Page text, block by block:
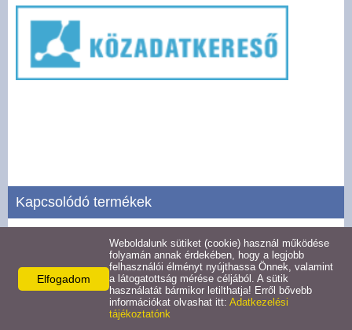
Választási információk -
Felsőrajk
EFOP-1.5.2-16-2017-00008
Kapcsolódó termékek
Tevékenységre, működésre vonatkozó adatok
Részletek
Elfogadom
Weboldalunk sütiket (cookie) használ működése
folyamán annak érdekében, hogy a legjobb
felhasználói élményt nyújthassa Önnek, valamint
a látogatottság mérése céljából. A sütik
használatát bármikor letilthatja! Erről bővebb
információkat olvashat itt: Adatkezelési
tájékoztatónk